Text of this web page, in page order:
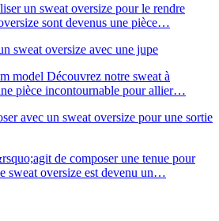
un sweat oversize pour le rendre
sont devenus une pièce…
sweat oversize avec une jupe
model Découvrez notre sweat à
pièce incontournable pour allier…
avec un sweat oversize pour une sortie
de composer une tenue pour
sweat oversize est devenu un…